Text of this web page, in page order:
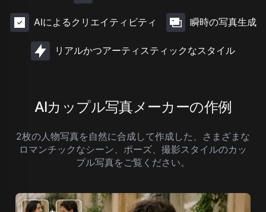
AIによるクリエイティビティ 瞬時の写真生成
リアルかつアーティスティックなスタイル
AIカップル写真メーカーの作例
2枚の人物写真を自然に合成して作成した、さまざまな
ロマンチックなシーン、ポーズ、撮影スタイルのカッ
プル写真をご覧ください。